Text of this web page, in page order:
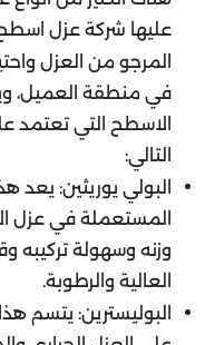
عليها شركة عزل
المرجو من العزل
في منطقة العميل،
الاسطح التي تعتمد
التالي:
البولي يوريثين: يعد
المستعملة في عزل
وزنه وسهولة تركيبه
العالية والرطوبة.
البوليسترين: يتسم